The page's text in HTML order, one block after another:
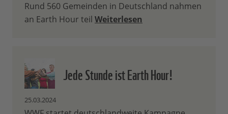
Rund 560 Gemeinden in Deutschland nahmen
an Earth Hour teil Weiterlesen
Jede Stunde ist Earth Hour!
25.03.2024